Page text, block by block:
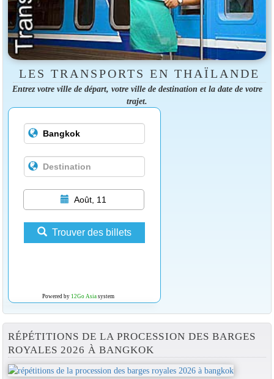
LES TRANSPORTS EN THAÏLANDE
Entrez votre ville de départ, votre ville de destination et la date de votre
trajet.
Août, 11
Trouver des billets
Powered by 12Go Asiasystem
RÉPÉTITIONS DE LA PROCESSION DES BARGES
ROYALES 2026 À BANGKOK